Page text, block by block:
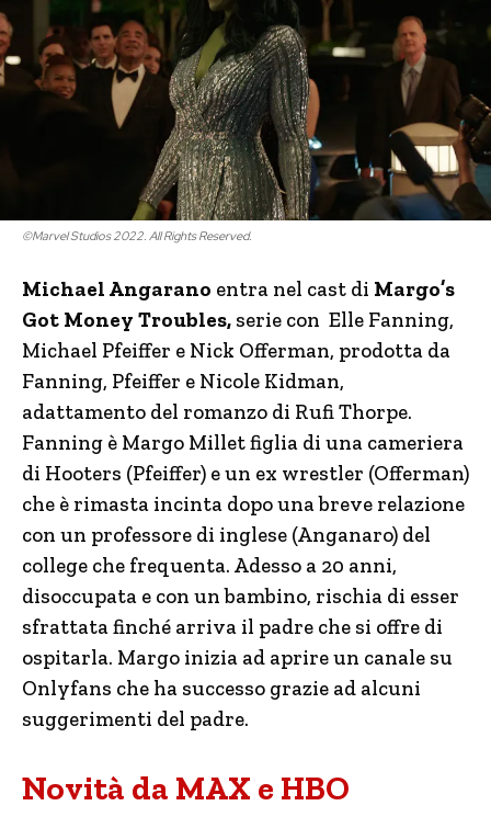
©Marvel Studios 2022. All Rights Reserved.
Michael Angarano entra nel cast di Margo’s
Got Money Troubles, serie con Elle Fanning,
Michael Pfeiffer e Nick Offerman, prodotta da
Fanning, Pfeiffer e Nicole Kidman,
adattamento del romanzo di Rufi Thorpe.
Fanning è Margo Millet figlia di una cameriera
di Hooters (Pfeiffer) e un ex wrestler (Offerman)
che è rimasta incinta dopo una breve relazione
con un professore di inglese (Anganaro) del
college che frequenta. Adesso a 20 anni,
disoccupata e con un bambino, rischia di esser
sfrattata finché arriva il padre che si offre di
ospitarla. Margo inizia ad aprire un canale su
Onlyfans che ha successo grazie ad alcuni
suggerimenti del padre.
Novità da MAX e HBO